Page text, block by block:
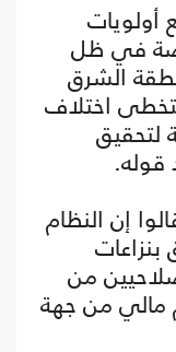
أولويات
في ظل
الشرق
اختلاف
لتحقيق
قوله.
إن النظام
بنزاعات
من
مالي من جهة